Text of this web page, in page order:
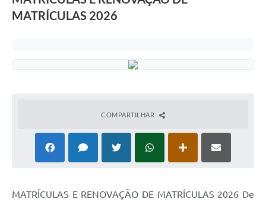
MATRÍCULAS 2026
COMPARTILHAR
MATRÍCULAS E RENOVAÇÃO DE MATRÍCULAS 2026 De